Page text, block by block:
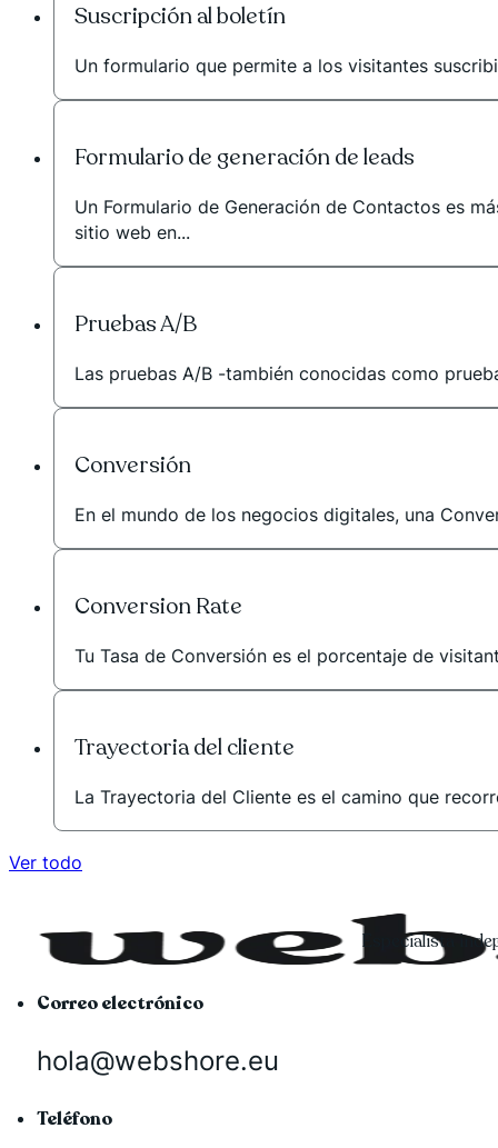
Suscripción al boletín
Un formulario que permite a los visitantes
Formulario de generación de leads
Un Formulario de Generación de Contactos es
sitio web en...
Pruebas A/B
Las pruebas A/B -también conocidas como
Conversión
En el mundo de los negocios digitales, una
Conversion Rate
Tu Tasa de Conversión es el porcentaje de
Trayectoria del cliente
La Trayectoria del Cliente es el camino que
Ver todo
Especialista
Correo electrónico
hola@webshore.eu
Teléfono